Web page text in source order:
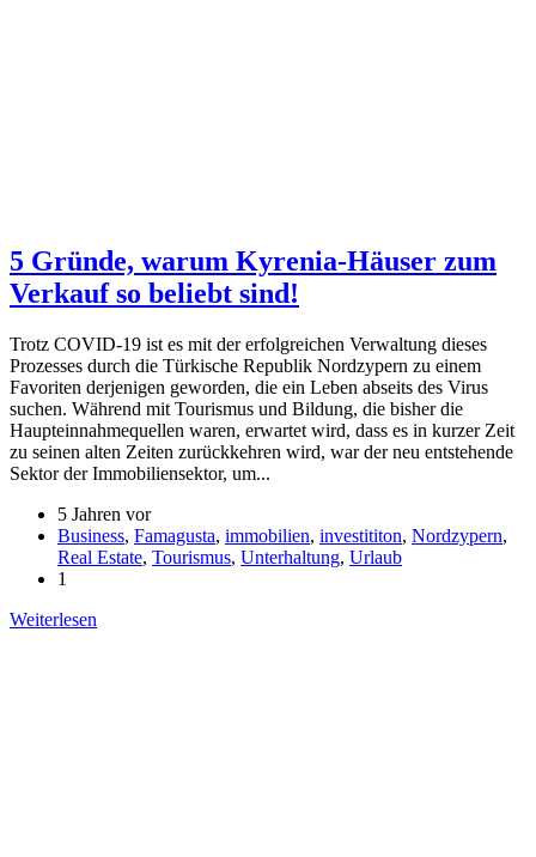
5 Gründe, warum Kyrenia-Häuser zum
Verkauf so beliebt sind!
Trotz COVID-19 ist es mit der erfolgreichen Verwaltung dieses
Prozesses durch die Türkische Republik Nordzypern zu einem
Favoriten derjenigen geworden, die ein Leben abseits des Virus
suchen. Während mit Tourismus und Bildung, die bisher die
Haupteinnahmequellen waren, erwartet wird, dass es in kurzer Zeit
zu seinen alten Zeiten zurückkehren wird, war der neu entstehende
Sektor der Immobiliensektor, um...
5 Jahren vor
Business, Famagusta, immobilien, investititon, Nordzypern,
Real Estate, Tourismus, Unterhaltung, Urlaub
1
Weiterlesen